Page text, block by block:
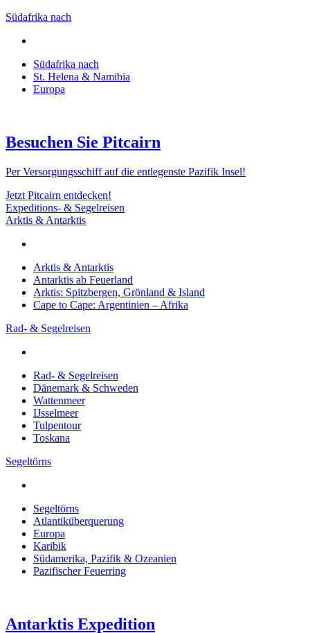
Südafrika nach
Südafrika nach
St. Helena & Namibia
Europa
Besuchen Sie Pitcairn
Per Versorgungsschiff auf die entlegenste Pazifik Insel!
Jetzt Pitcairn entdecken!
Expeditions- & Segelreisen
Arktis & Antarktis
Arktis & Antarktis
Antarktis ab Feuerland
Arktis: Spitzbergen, Grönland & Island
Cape to Cape: Argentinien – Afrika
Rad- & Segelreisen
Rad- & Segelreisen
Dänemark & Schweden
Wattenmeer
IJsselmeer
Tulpentour
Toskana
Segeltörns
Segeltörns
Atlantiküberquerung
Europa
Karibik
Südamerika, Pazifik & Ozeanien
Pazifischer Feuerring
Antarktis Expedition